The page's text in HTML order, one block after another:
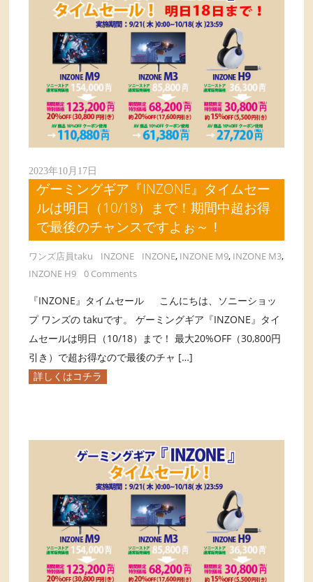
2023年10月17日
ゲーミングギア『INZONE』タイムセー
ルは明日（10/18）まで！期間中超お得
で最後のチャンスですよぉ～！
ワンズ店員taku INZONE INZONE, INZONE M9, INZONE M3,
INZONE H9
0 Comments
『INZONE』タイムセール こんにちは、ソニーショッ
プ ワンズの takuです。 ゲーミングギア『INZONE』タイ
ムセールは明日（10/18）まで！ 最大20%OFF（30,800円
引き）で超お得なので最後のチャ […]
詳しくはコチラ